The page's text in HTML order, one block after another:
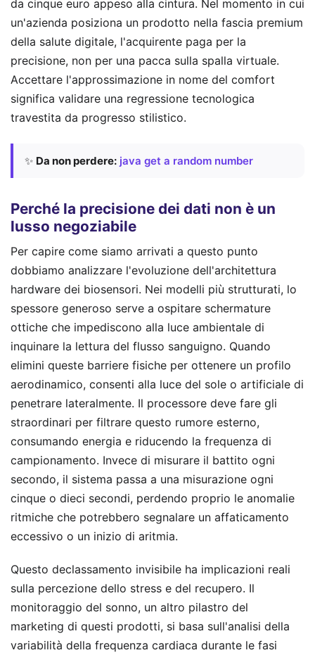
da cinque euro appeso alla cintura. Nel momento in cui
un'azienda posiziona un prodotto nella fascia premium
della salute digitale, l'acquirente paga per la
precisione, non per una pacca sulla spalla virtuale.
Accettare l'approssimazione in nome del comfort
significa validare una regressione tecnologica
travestita da progresso stilistico.
✨ Da non perdere: java get a random number
Perché la precisione dei dati non è un
lusso negoziabile
Per capire come siamo arrivati a questo punto
dobbiamo analizzare l'evoluzione dell'architettura
hardware dei biosensori. Nei modelli più strutturati, lo
spessore generoso serve a ospitare schermature
ottiche che impediscono alla luce ambientale di
inquinare la lettura del flusso sanguigno. Quando
elimini queste barriere fisiche per ottenere un profilo
aerodinamico, consenti alla luce del sole o artificiale di
penetrare lateralmente. Il processore deve fare gli
straordinari per filtrare questo rumore esterno,
consumando energia e riducendo la frequenza di
campionamento. Invece di misurare il battito ogni
secondo, il sistema passa a una misurazione ogni
cinque o dieci secondi, perdendo proprio le anomalie
ritmiche che potrebbero segnalare un affaticamento
eccessivo o un inizio di aritmia.
Questo declassamento invisibile ha implicazioni reali
sulla percezione dello stress e del recupero. Il
monitoraggio del sonno, un altro pilastro del
marketing di questi prodotti, si basa sull'analisi della
variabilità della frequenza cardiaca durante le fasi